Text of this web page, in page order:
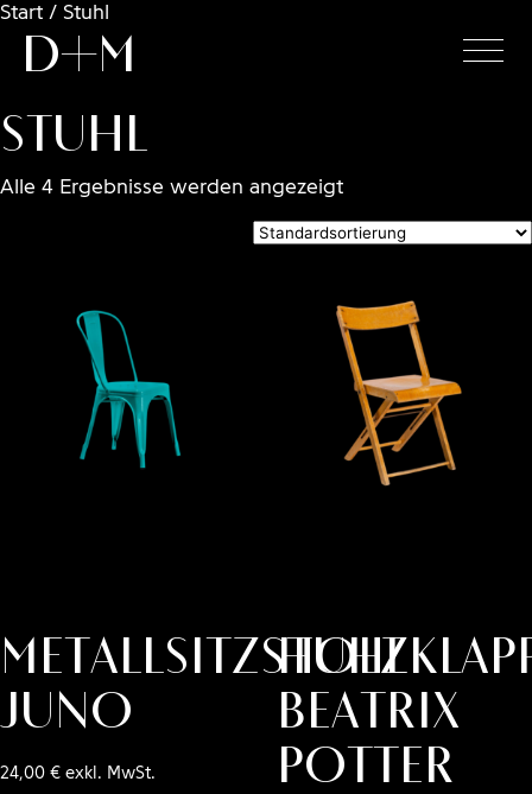
D+M
Start / Stuhl
Stuhl
Alle 4 Ergebnisse werden angezeigt
Metallsitzstuhl
JUNO
24,00 € exkl. MwSt.
BEATRIX
POTTER